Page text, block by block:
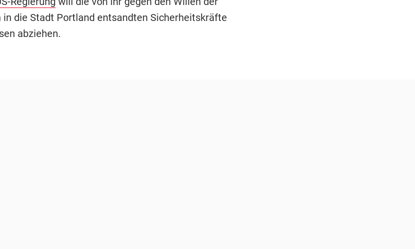
in die Stadt Portland entsandten Sicherheitskräfte
abziehen.